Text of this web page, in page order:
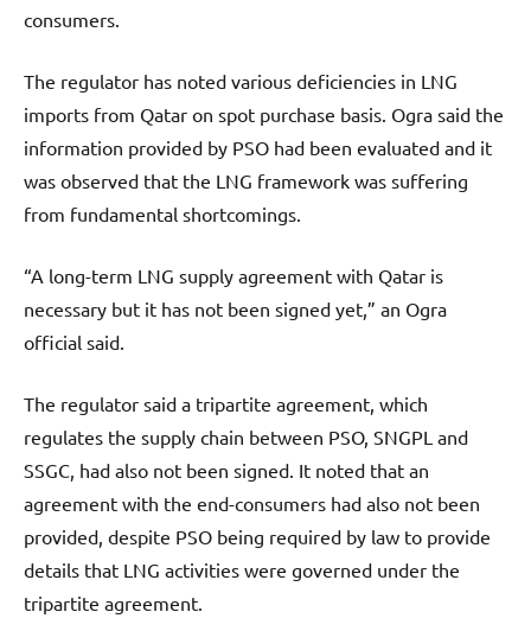
consumers.
The regulator has noted various deficiencies in LNG
imports from Qatar on spot purchase basis. Ogra said the
information provided by PSO had been evaluated and it
was observed that the LNG framework was suffering
from fundamental shortcomings.
“A long-term LNG supply agreement with Qatar is
necessary but it has not been signed yet,” an Ogra
official said.
The regulator said a tripartite agreement, which
regulates the supply chain between PSO, SNGPL and
SSGC, had also not been signed. It noted that an
agreement with the end-consumers had also not been
provided, despite PSO being required by law to provide
details that LNG activities were governed under the
tripartite agreement.